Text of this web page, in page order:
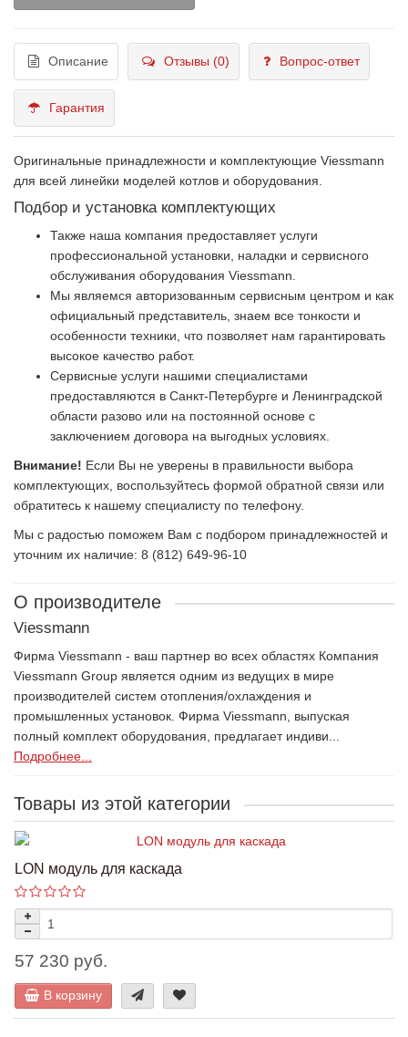
Описание Отзывы (0) Вопрос-ответ
Гарантия
Оригинальные принадлежности и комплектующие Viessmann
для всей линейки моделей котлов и оборудования.
Подбор и установка комплектующих
Также наша компания предоставляет услуги
профессиональной установки, наладки и сервисного
обслуживания оборудования Viessmann.
Мы являемся авторизованным сервисным центром и как
официальный представитель, знаем все тонкости и
особенности техники, что позволяет нам гарантировать
высокое качество работ.
Сервисные услуги нашими специалистами
предоставляются в Санкт-Петербурге и Ленинградской
области разово или на постоянной основе с
заключением договора на выгодных условиях.
Внимание! Если Вы не уверены в правильности выбора
комплектующих, воспользуйтесь формой обратной связи или
обратитесь к нашему специалисту по телефону.
Мы с радостью поможем Вам с подбором принадлежностей и
уточним их наличие: 8 (812) 649-96-10
О производителе
Viessmann
Фирма Viessmann - ваш партнер во всех областях Компания
Viessmann Group является одним из ведущих в мире
производителей систем отопления/охлаждения и
промышленных установок. Фирма Viessmann, выпуская
полный комплект оборудования, предлагает индиви...
Подробнее...
Товары из этой категории
LON модуль для каскада
57 230 руб.
В корзину